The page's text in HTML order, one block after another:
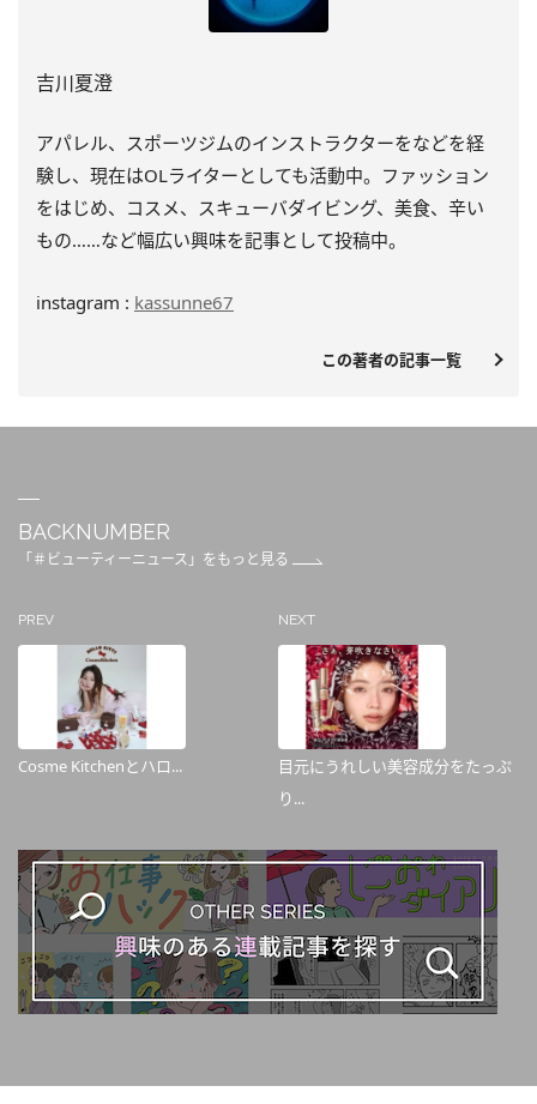
吉川夏澄
アパレル、スポーツジムのインストラクターをなどを経
験し、 現在はOLライターとしても活動中。ファッション
をはじめ、 コスメ、スキューバダイビング、美食、辛い
もの……など幅広い興味を記事として投稿中。
instagram : kassunne67
この著者の記事一覧
BACKNUMBER
「＃ビューティーニュース」をもっと見る
PREV
Cosme Kitchenとハロ...
NEXT
目元にうれしい美容成分をたっぷ
り...